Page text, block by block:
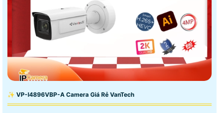
✨ VP-I4896VBP-A Camera Giá Rẻ VanTech